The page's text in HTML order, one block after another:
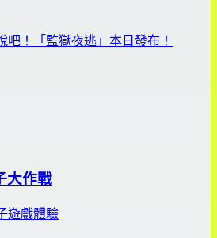
！「監獄夜逃」本日發布！
大作戰
遊戲體驗